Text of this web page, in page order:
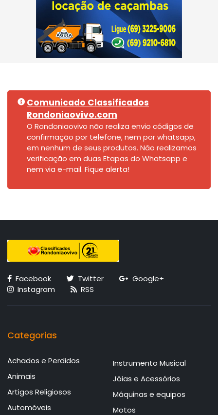
Comunicado Classificados
Rondoniaovivo.com
O Rondoniaovivo não realiza envio códigos de
confirmação por telefone, nem por whatsapp,
em nenhum de seus produtos. Não realizamos
verificação em duas Etapas do Whatsapp e
nem via e-mail. Fique alerta!
Facebook Twitter
Google+
Instagram
RSS
Categorias
Achados e Perdidos
Animais
Artigos Religiosos
Automóveis
Instrumento Musical
Jóias e Acessórios
Máquinas e equipos
Motos